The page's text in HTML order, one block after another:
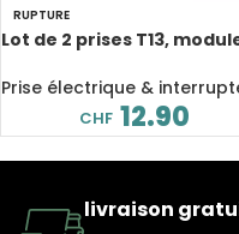
RUPTURE
Lot de 2 prises T13,
standard CH
Prise électrique &
CHF 12.90
livraison